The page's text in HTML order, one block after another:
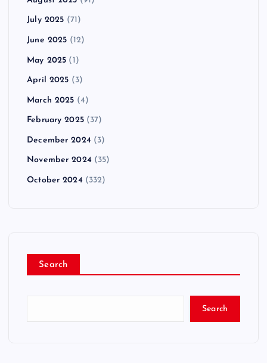
July 2025 (71)
June 2025 (12)
May 2025 (1)
April 2025 (3)
March 2025 (4)
February 2025(37)
December 2024 (3)
November 2024 (35)
October 2024 (332)
Search
Search